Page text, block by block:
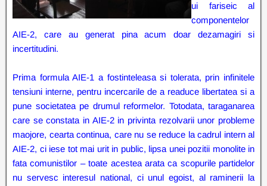
ui fariseic al
componentelor
AIE-2, care au generat pina acum doar dezamagiri si
incertitudini.
Prima formula AIE-1 a fostinteleasa si tolerata, prin infinitele
tensiuni interne, pentru incercarile de a readuce libertatea si a
pune societatea pe drumul reformelor. Totodata, taraganarea
care se constata in AIE-2 in privinta rezolvarii unor probleme
maojore, cearta continua, care nu se reduce la cadrul intern al
AIE-2, ci iese tot mai urit in public, lipsa unei pozitii monolite in
fata comunistilor – toate acestea arata ca scopurile partidelor
nu servesc interesul national, ci unul egoist, al raminerii la